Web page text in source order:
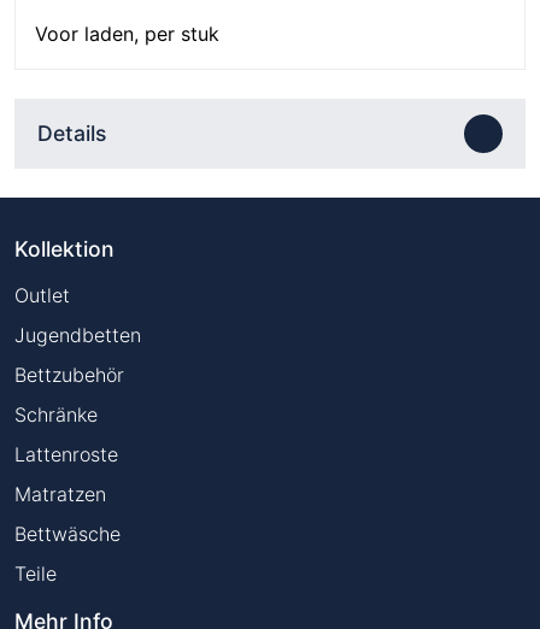
Voor laden, per stuk
Details
Kollektion
Outlet
Jugendbetten
Bettzubehör
Schränke
Lattenroste
Matratzen
Bettwäsche
Teile
Mehr Info